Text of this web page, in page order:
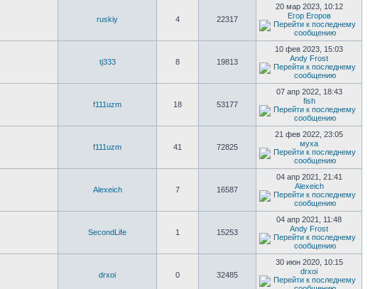
ruskiy 4 22317
20 мар 2023, 10:12
Егор Егоров
tj333 8 19813
10 фев 2023, 15:03
Andy Frost
f111uzm 18 53177
07 апр 2022, 18:43
fish
f111uzm 41 72825
21 фев 2022, 23:05
муха
Alexeich 7 16587
04 апр 2021, 21:41
Alexeich
SecondLife 1 15253
04 апр 2021, 11:48
Andy Frost
drxoi 0 32485
30 июн 2020, 10:15
drxoi